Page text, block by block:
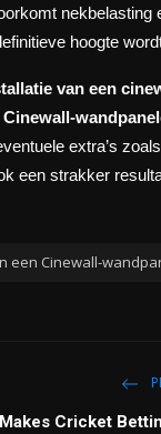
nekbelasting
hoogte
van een
extra’s
een strakker
een Cinewall-
Cricket